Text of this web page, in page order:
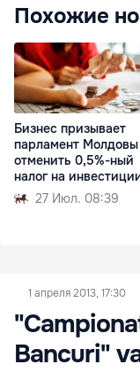
Похожие
Бизнес призывает
парламент Молдовы
отменить 0,5%-ный
налог на
27 Июл. 08:39
1 апреля 2013, 17:30
Bancuri"